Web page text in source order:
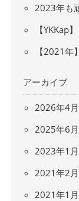
2023年も
【YKKap
【2021年
アーカイブ
2026年4月
2025年6月
2023年1月
2021年2月
2021年1月